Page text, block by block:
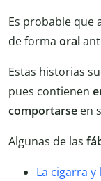
Es probable que
de forma oral
Estas historias
pues contienen
comportarse en
Algunas de las
La cigarra